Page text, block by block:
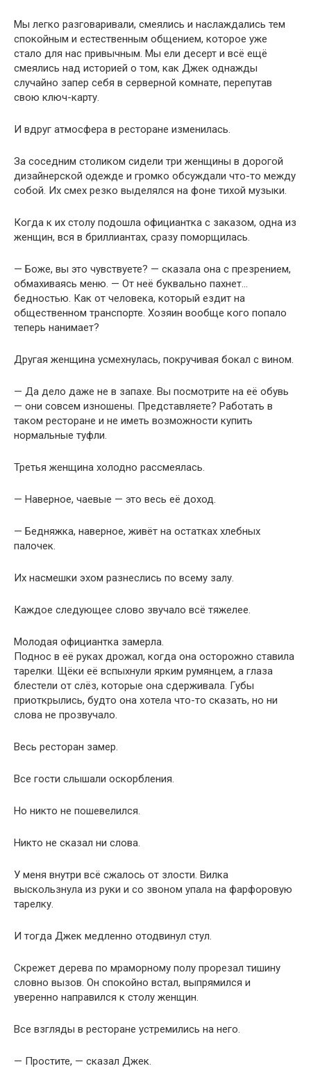
Мы легко разговаривали, смеялись и наслаждались тем
спокойным и естественным общением, которое уже
стало для нас привычным. Мы ели десерт и всё ещё
смеялись над историей о том, как Джек однажды
случайно запер себя в серверной комнате, перепутав
свою ключ-карту.
И вдруг атмосфера в ресторане изменилась.
За соседним столиком сидели три женщины в дорогой
дизайнерской одежде и громко обсуждали что-то между
собой. Их смех резко выделялся на фоне тихой музыки.
Когда к их столу подошла официантка с заказом, одна из
женщин, вся в бриллиантах, сразу поморщилась.
— Боже, вы это чувствуете? — сказала она с презрением,
обмахиваясь меню. — От неё буквально пахнет…
бедностью. Как от человека, который ездит на
общественном транспорте. Хозяин вообще кого попало
теперь нанимает?
Другая женщина усмехнулась, покручивая бокал с вином.
— Да дело даже не в запахе. Вы посмотрите на её обувь
— они совсем изношены. Представляете? Работать в
таком ресторане и не иметь возможности купить
нормальные туфли.
Третья женщина холодно рассмеялась.
— Наверное, чаевые — это весь её доход.
— Бедняжка, наверное, живёт на остатках хлебных
палочек.
Их насмешки эхом разнеслись по всему залу.
Каждое следующее слово звучало всё тяжелее.
Молодая официантка замерла.
Поднос в её руках дрожал, когда она осторожно ставила
тарелки. Щёки её вспыхнули ярким румянцем, а глаза
блестели от слёз, которые она сдерживала. Губы
приоткрылись, будто она хотела что-то сказать, но ни
слова не прозвучало.
Весь ресторан замер.
Все гости слышали оскорбления.
Но никто не пошевелился.
Никто не сказал ни слова.
У меня внутри всё сжалось от злости. Вилка
выскользнула из руки и со звоном упала на фарфоровую
тарелку.
И тогда Джек медленно отодвинул стул.
Скрежет дерева по мраморному полу прорезал тишину
словно вызов. Он спокойно встал, выпрямился и
уверенно направился к столу женщин.
Все взгляды в ресторане устремились на него.
— Простите, — сказал Джек.